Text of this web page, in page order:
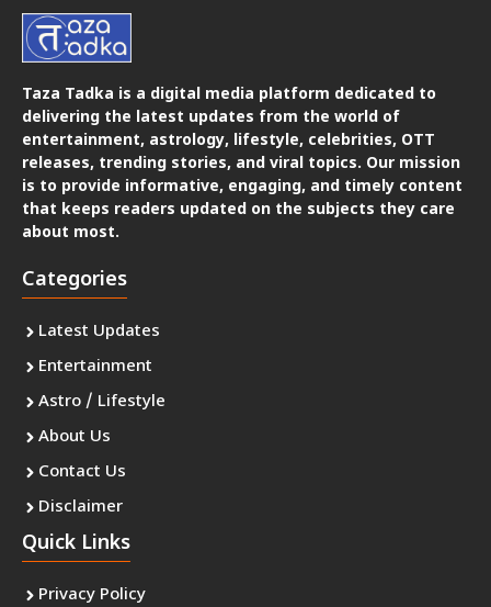
Taza Tadka is a digital media platform dedicated to
delivering the latest updates from the world of
entertainment, astrology, lifestyle, celebrities, OTT
releases, trending stories, and viral topics. Our mission
is to provide informative, engaging, and timely content
that keeps readers updated on the subjects they care
about most.
Categories
Latest Updates
Entertainment
Astro / Lifestyle
About Us
Contact Us
Disclaimer
Quick Links
Privacy Policy